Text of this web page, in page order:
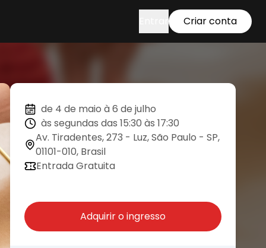
Criar conta
de 4 de maio à 6 de julho
às segundas das 15:30 às 17:30
Av. Tiradentes, 273 - Luz, São Paulo - SP,
01101-010, Brasil
Entrada Gratuita
Adquirir o ingresso